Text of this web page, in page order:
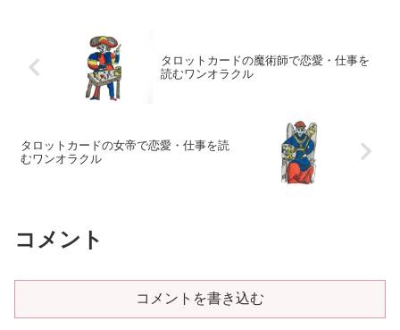
タロットカードの魔術師で恋愛・仕事を
読むワンオラクル
タロットカードの女帝で恋愛・仕事を読
むワンオラクル
コメント
コメントを書き込む